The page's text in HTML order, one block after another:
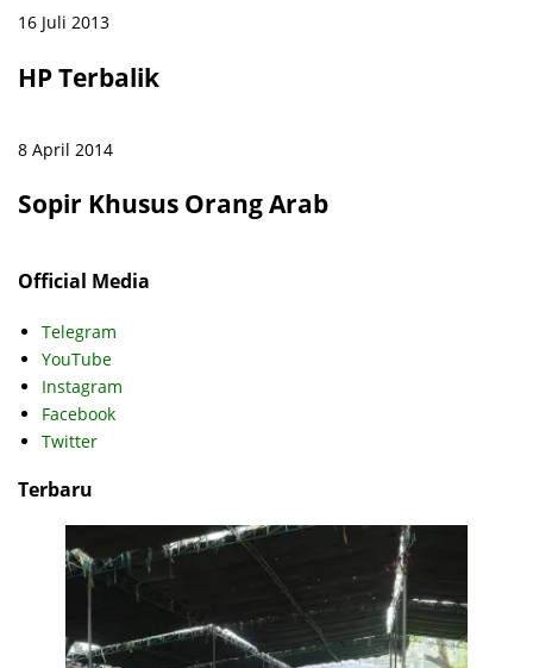
16 Juli 2013
HP Terbalik
8 April 2014
Sopir Khusus Orang Arab
Official Media
Telegram
YouTube
Instagram
Facebook
Twitter
Terbaru